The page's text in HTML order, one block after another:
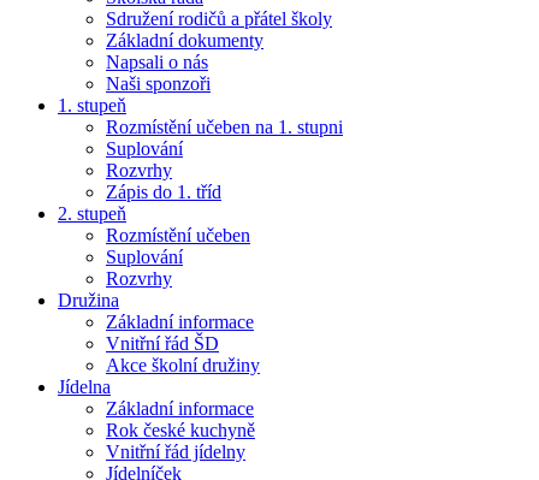
Sdružení rodičů a přátel školy
Základní dokumenty
Napsali o nás
Naši sponzoři
1. stupeň
Rozmístění učeben na 1. stupni
Suplování
Rozvrhy
Zápis do 1. tříd
2. stupeň
Rozmístění učeben
Suplování
Rozvrhy
Družina
Základní informace
Vnitřní řád ŠD
Akce školní družiny
Jídelna
Základní informace
Rok české kuchyně
Vnitřní řád jídelny
Jídelníček